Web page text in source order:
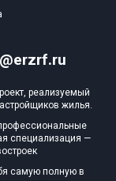
реализуемый
жилья.
специализация —
самую полную в